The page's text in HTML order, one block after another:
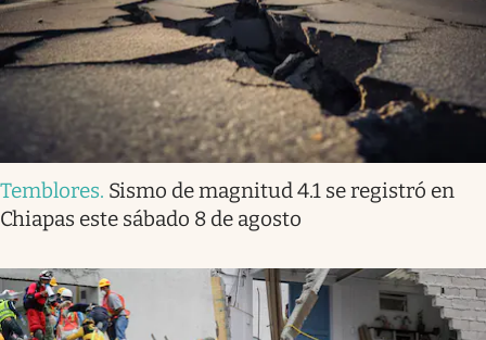
Temblores. Sismo de magnitud 4.1 se registró en
Chiapas este sábado 8 de agosto